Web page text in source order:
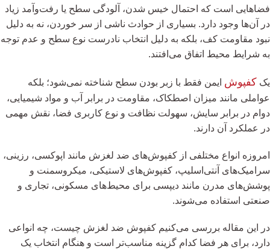
فضاهایی است که احتمال خیس شدن، آلودگی سطح یا رفت‌وآمد زیاد
در آن‌ها وجود دارد. بسیاری از حوادث ناشی از سر خوردن، نه به دلیل
نبود مقاومت کف، بلکه به دلیل انتخاب نادرست نوع سطح و عدم توجه
به شرایط محیط اتفاق می‌افتند.
یک کفپوش ایمن فقط با زبر بودن سطح شناخته نمی‌شود؛ بلکه
عواملی مانند میزان اصطکاک، مقاومت در برابر آب و مواد شیمیایی،
دوام در برابر سایش، سهولت نظافت و نوع کاربری فضا، نقش مهمی
در عملکرد آن دارند.
امروزه انواع مختلفی از کفپوش‌های ضد لغزش مانند اپوکسی، رزینی،
سرامیک‌های آنتی‌اسلیپ، کفپوش‌های لاستیکی، میکروسمنت و
پوشش‌های مدرن مانند دیپسی برای محیط‌های مسکونی، تجاری و
صنعتی استفاده می‌شوند.
در این مقاله بررسی می‌کنیم کفپوش ضد لغزش چیست، چه انواعی
دارد، برای هر فضا کدام گزینه مناسب‌تر است و هنگام انتخاب یک